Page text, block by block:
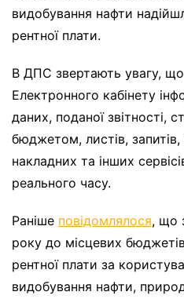
видобування нафти
рентної плати.
В ДПС звертають увагу, що
Електронного кабінету
даних, поданої звітності,
бюджетом, листів, запитів,
накладних та інших
реального часу.
Раніше повідомлялося, що
року до місцевих
рентної плати за
видобування нафти,